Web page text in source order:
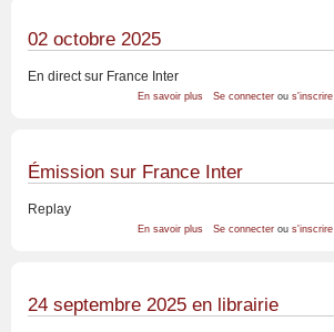
02 octobre 2025
En direct sur France Inter
En savoir plus surSe connecter ous'inscrire
Émission sur France Inter
Replay
En savoir plus surSe connecter ous'inscrire
24 septembre 2025 en librairie